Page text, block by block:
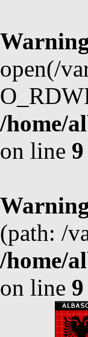
open(/
/home/
on line 9
(path: /
/home/
on line 9